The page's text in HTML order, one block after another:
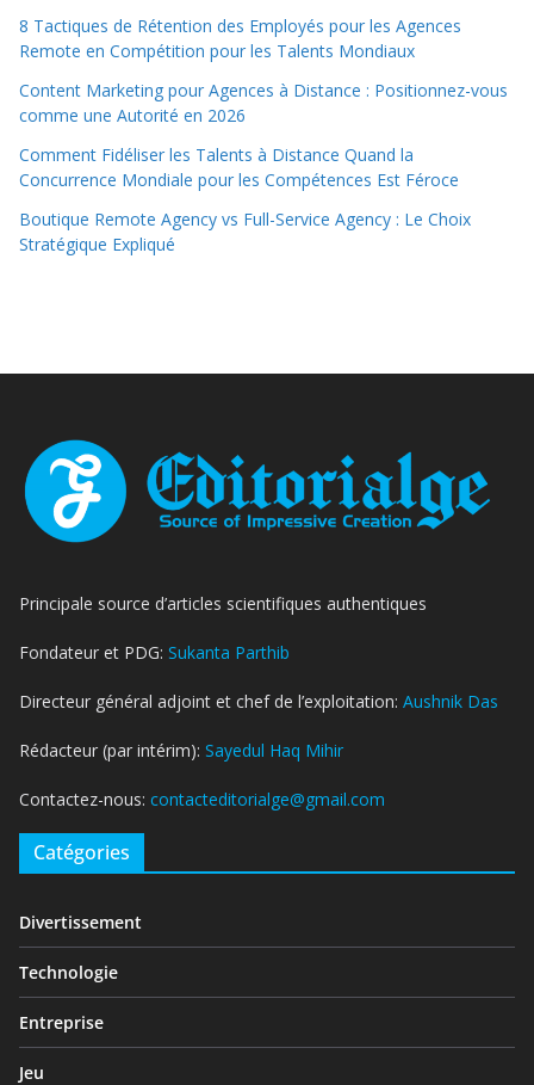
8 Tactiques de Rétention des Employés pour les Agences
Remote en Compétition pour les Talents Mondiaux
Content Marketing pour Agences à Distance : Positionnez-vous
comme une Autorité en 2026
Comment Fidéliser les Talents à Distance Quand la
Concurrence Mondiale pour les Compétences Est Féroce
Boutique Remote Agency vs Full-Service Agency : Le Choix
Stratégique Expliqué
Principale source d’articles scientifiques authentiques
Fondateur et PDG: Sukanta Parthib
Directeur général adjoint et chef de l’exploitation: Aushnik Das
Rédacteur (par intérim): Sayedul Haq Mihir
Contactez-nous: contacteditorialge@gmail.com
Catégories
Divertissement
Technologie
Entreprise
Jeu